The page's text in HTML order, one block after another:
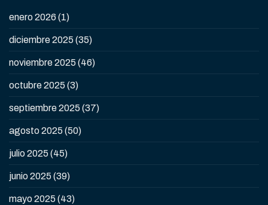
enero 2026 (1)
diciembre 2025 (35)
noviembre 2025 (46)
octubre 2025 (3)
septiembre 2025 (37)
agosto 2025 (50)
julio 2025 (45)
junio 2025 (39)
mayo 2025 (43)